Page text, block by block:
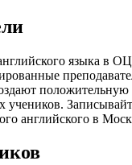
языка в
положительную
учеников.
английского в